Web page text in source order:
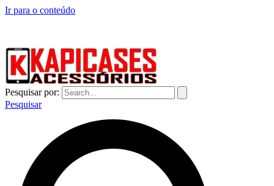
Ir para o conteúdo
Pesquisar por:
Pesquisar